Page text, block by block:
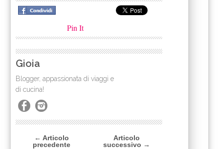
Pin It
Gioia
Blogger, appassionata di viaggi e
di cucina!
← Articolo
precedente
Articolo
successivo →